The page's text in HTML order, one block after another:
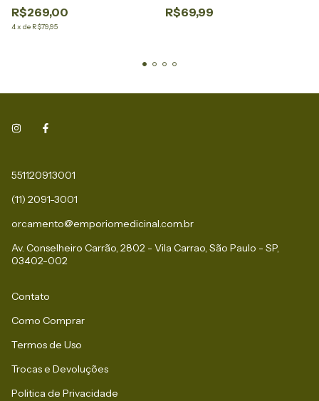
R$269,00
4x de R$79,95
R$69,99
551120913001
(11) 2091-3001
orcamento@emporiomedicinal.com.br
Av. Conselheiro Carrão, 2802 - Vila Carrao, São Paulo - SP,
03402-002
Contato
Como Comprar
Termos de Uso
Trocas e Devoluções
Politica de Privacidade